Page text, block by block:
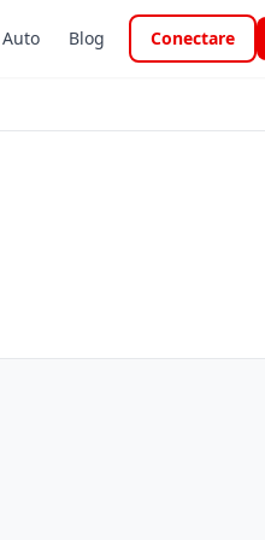
Blog Conectare